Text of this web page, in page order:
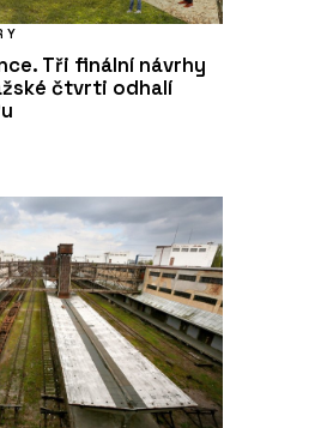
Tři finální návrhy
čtvrti odhalí